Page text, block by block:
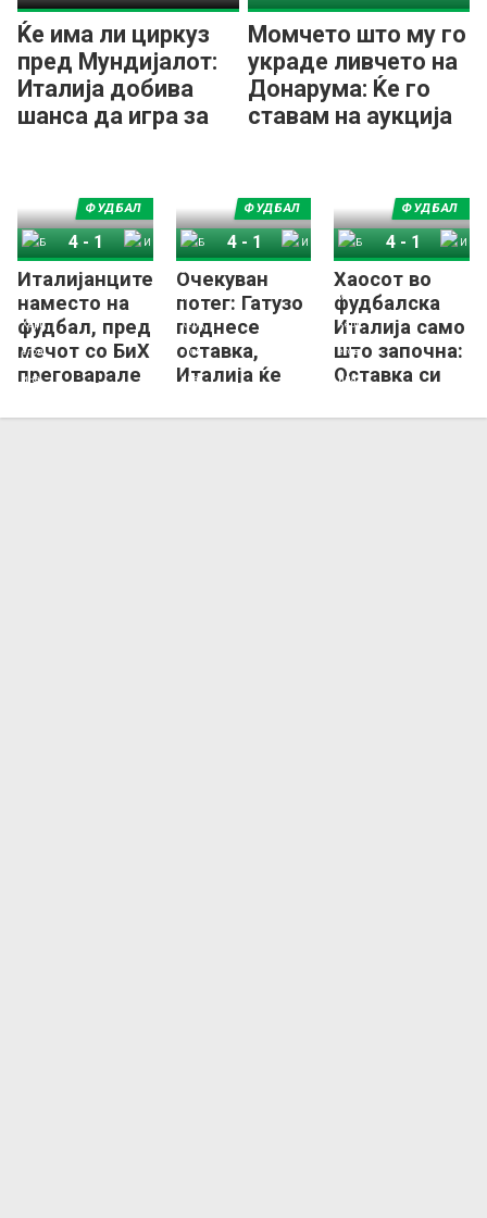
Ќе има ли циркуз
пред Мундијалот:
Италија добива
шанса да игра за
Момчето што му го
украде ливчето на
Донарума: Ќе го
ставам на аукција
Италијанците
наместо на
фудбал, пред
мечот со БиХ
преговарале
ФУДБАЛ
Босна и Херцеговина
4 - 1
Италија
Очекуван
потег: Гатузо
поднесе
оставка,
Италија ќе
селектор!
ФУДБАЛ
Босна и Херцеговина
4- 1
Хаосот во
фудбалска
Италија само
што започна:
Оставка си
Буфон!
ФУДБАЛ
Босна и Херцеговина
4- 1